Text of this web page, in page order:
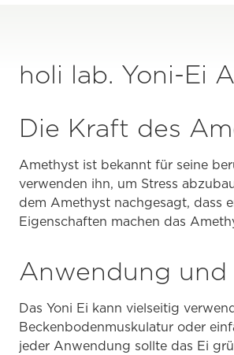
holi lab. Yoni-Ei
Die Kraft des
Amethyst ist bekannt für seine
verwenden ihn, um Stress
dem Amethyst nachgesagt, dass
Eigenschaften machen das
Anwendung und
Das Yoni Ei kann vielseitig
Beckenbodenmuskulatur oder
jeder Anwendung sollte das Ei